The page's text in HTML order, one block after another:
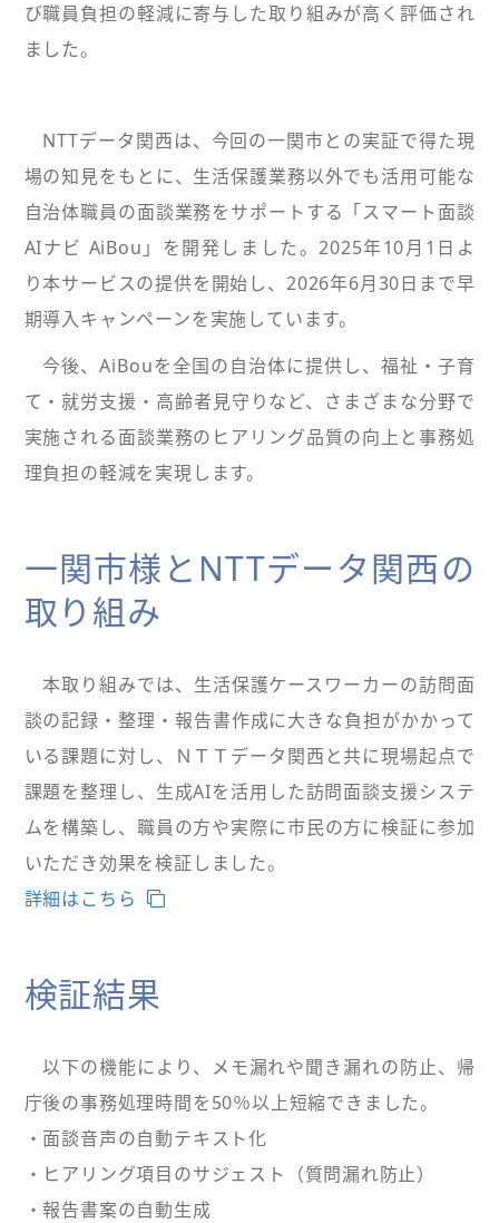
び職員負担の軽減に寄与した取り組みが高く評価され
ました。
NTTデータ関西は、今回の一関市との実証で得た現
場の知見をもとに、生活保護業務以外でも活用可能な
自治体職員の面談業務をサポートする「スマート面談
AIナビ AiBou」を開発しました。2025年10月1日よ
り本サービスの提供を開始し、2026年6月30日まで早
期導入キャンペーンを実施しています。
今後、AiBouを全国の自治体に提供し、福祉・子育
て・就労支援・高齢者見守りなど、さまざまな分野で
実施される面談業務のヒアリング品質の向上と事務処
理負担の軽減を実現します。
一関市様とNTTデータ関西の
取り組み
本取り組みでは、生活保護ケースワーカーの訪問面
談の記録・整理・報告書作成に大きな負担がかかって
いる課題に対し、ＮＴＴデータ関西と共に現場起点で
課題を整理し、生成AIを活用した訪問面談支援システ
ムを構築し、職員の方や実際に市民の方に検証に参加
いただき効果を検証しました。
詳細はこちら
検証結果
以下の機能により、メモ漏れや聞き漏れの防止、帰
庁後の事務処理時間を50％以上短縮できました。
・面談音声の自動テキスト化
・ヒアリング項目のサジェスト（質問漏れ防止）
・報告書案の自動生成